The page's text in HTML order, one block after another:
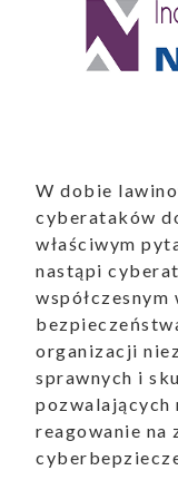
W dobie
cyberataków
właściwym
nastąpi
organizacji
sprawnych i
reagowanie na